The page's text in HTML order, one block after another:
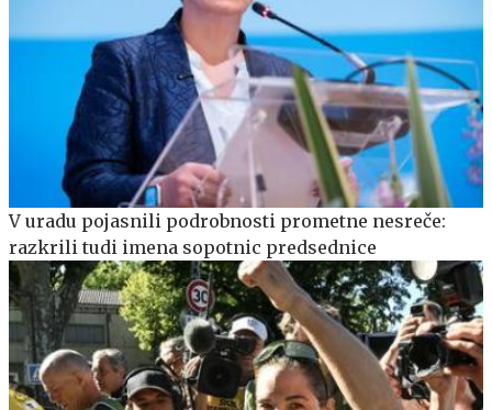
V uradu pojasnili podrobnosti prometne nesreče:
razkrili tudi imena sopotnic predsednice